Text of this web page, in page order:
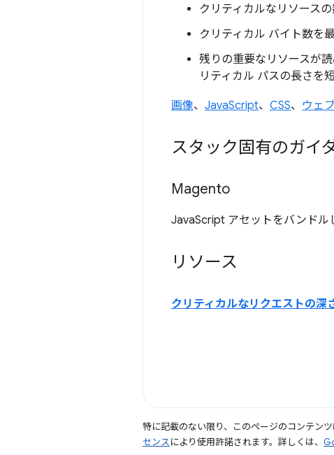
クリティカルなリソース
クリティカル バイト数を
残りの重要なリソースが
リティカル パスの長さを短
画像、 JavaScript、 CSS、 ウェ
スタック固有のガイ
Magento
JavaScript アセットをバンドル
リソース
クリティカルなリクエストの深
特に記載のない限り、このページのコンテンツ
センスにより使用許諾されます。詳しくは、